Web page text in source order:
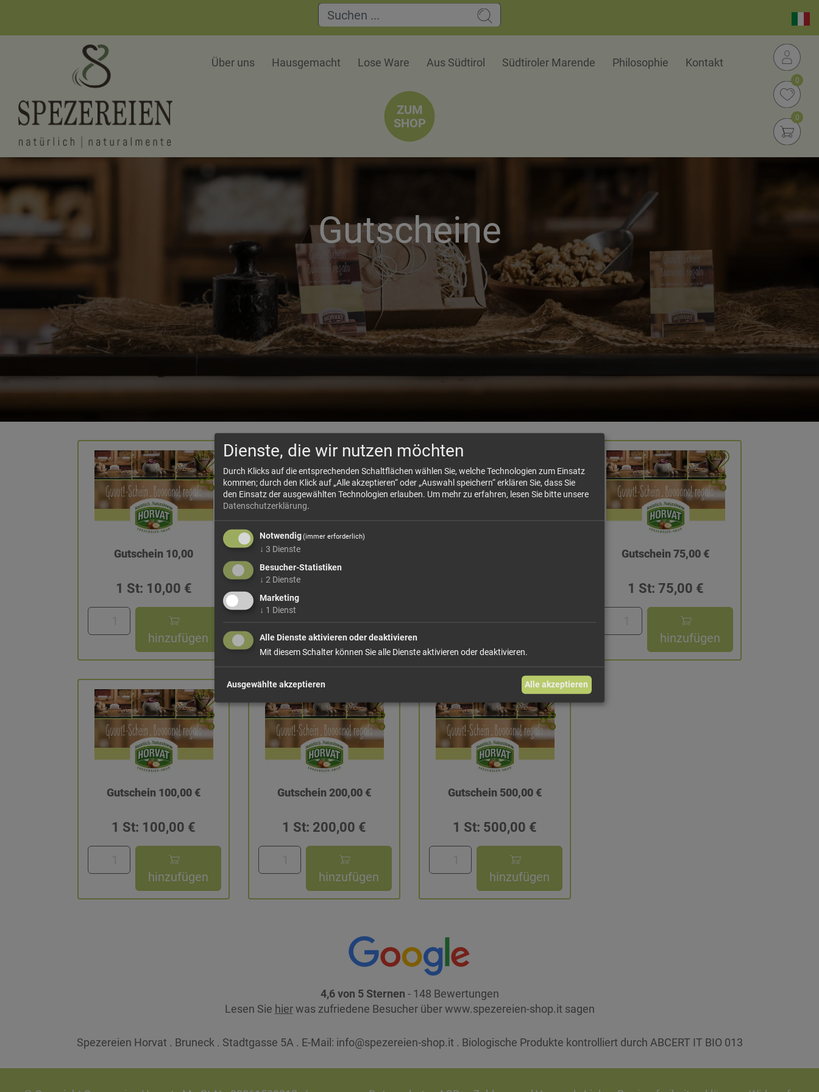
Über uns Hausgemacht Lose Ware Aus Südtirol Südtiroler Marende Philosophie Kontakt
0
0
ZUM
SHOP
Gutscheine
Gutschein 10,00
1 St: 10,00 €
hinzufügen
Gutschein 30,00 €
hinzufügen
Gutschein 75,00 €
1 St: 75,00 €
hinzufügen
Gutschein 100,00 €
1 St: 100,00 €
hinzufügen
Gutschein 200,00 €
1 St: 200,00 €
hinzufügen
Gutschein 500,00 €
1 St: 500,00 €
hinzufügen
4,6 von 5 Sternen - 148 Bewertungen
Lesen Sie hierwas zufriedene Besucher über www.spezereien-shop.it sagen
Spezereien Horvat . Bruneck . Stadtgasse 5A . E-Mail: info@spezereien-shop.it . Biologische Produkte kontrolliert durch ABCERT IT BIO 013
Dienste, die wir nutzen möchten
Durch Klicks auf die entsprechenden Schaltflächen wählen Sie, welche Technologien zum Einsatz
kommen; durch den Klick auf „Alle akzeptieren“ oder „Auswahl speichern“ erklären Sie, dass Sie
den Einsatz der ausgewählten Technologien erlauben. Um mehr zu erfahren, lesen Sie bitte unsere
Datenschutzerklärung.
Notwendig(immer erforderlich)
↓ 3 Dienste
Besucher-Statistiken
↓ 2 Dienste
Marketing
↓ 1 Dienst
Alle Dienste aktivieren oder deaktivieren
Mit diesem Schalter können Sie alle Dienste aktivieren oder deaktivieren.
Ausgewählte akzeptieren Alle akzeptieren